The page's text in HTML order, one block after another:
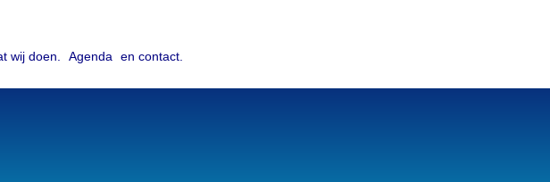
wij doen. Agenda en contact.